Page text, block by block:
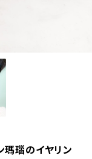
瑪瑙のイヤリン